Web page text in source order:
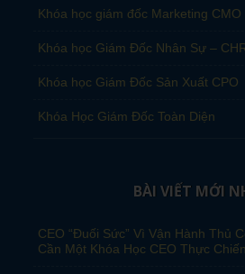
Khóa học giám đốc Marketing CMO
Khóa học Giám Đốc Nhân Sự –
Khóa học Giám Đốc Sản Xuất CPO
Khóa Học Giám Đốc Toàn Diện
BÀI VIẾT MỚI
CEO “Đuối Sức” Vì Vận Hành Thủ
Cần Một Khóa Học CEO Thực